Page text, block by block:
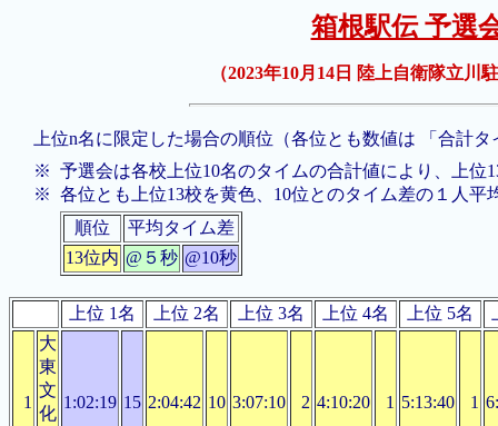
箱根駅伝 予選
（2023年10月14日 陸上自衛隊立川
上位n名に限定した場合の順位（各位とも数値は 「合計
※
※
予選会は各校上位10名のタイムの合計値により、上位
各位とも上位13校を黄色、10位とのタイム差の１人平
順位
平均タイム差
13位内 @５秒 @10秒
上位 1名 上位 2名 上位 3名 上位 4名 上位 5名
1
大
東
文
化
1:02:19 15 2:04:42 10 3:07:10 2 4:10:20 1 5:13:40 1